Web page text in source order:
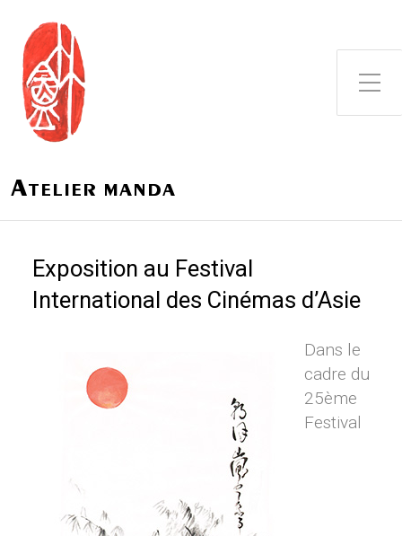
Toggle Side Menu
ATELIER MANDA
Exposition au Festival
International des Cinémas d’Asie
Dans le
cadre du
25ème
Festival